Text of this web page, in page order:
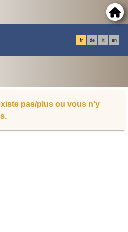
fr de it en
pas/plus ou vous n'y